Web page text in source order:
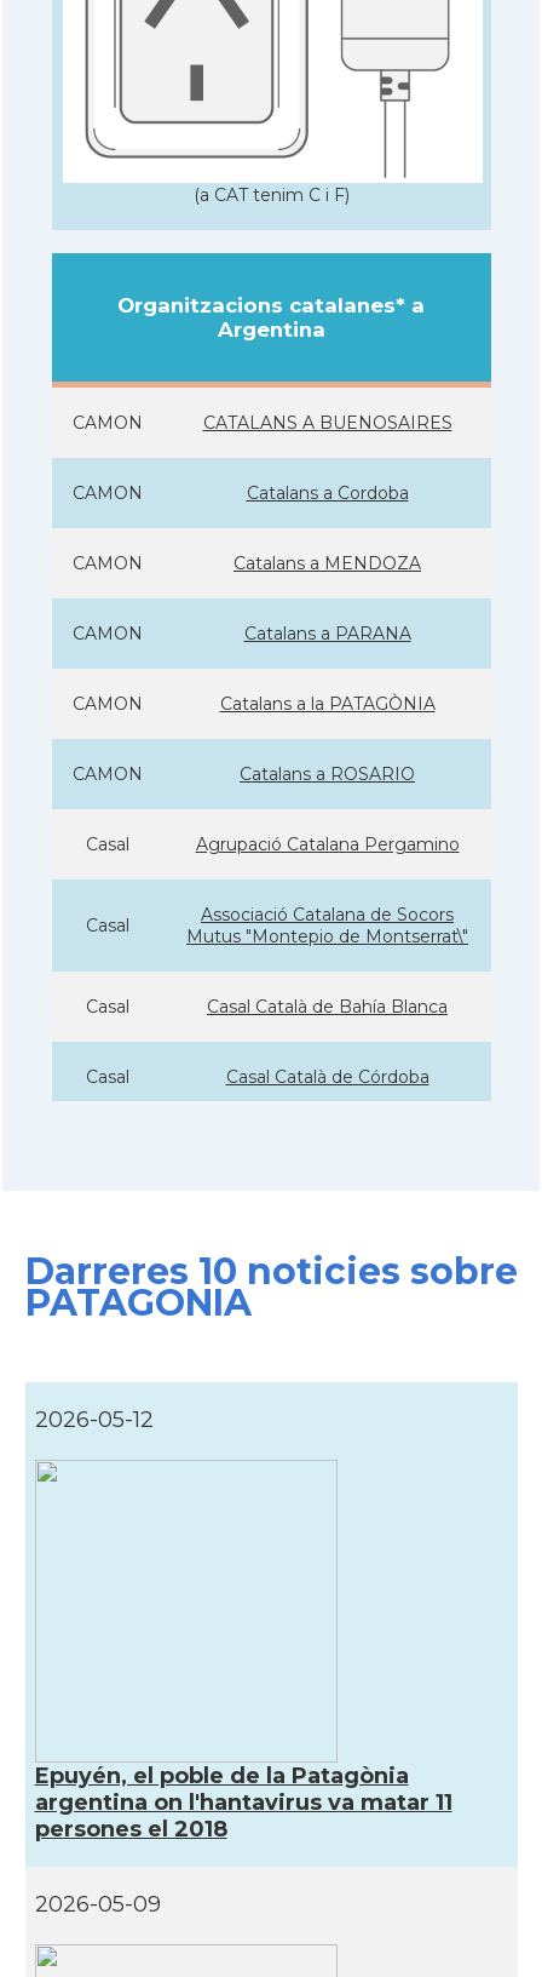
(a CAT tenim C i F)
Organitzacions catalanes* a
Argentina
CAMON CATALANS A BUENOSAIRES
CAMON Catalans a Cordoba
CAMON Catalans a MENDOZA
CAMON Catalans a PARANA
CAMON Catalans a la PATAGÒNIA
CAMON Catalans a ROSARIO
Casal Agrupació Catalana Pergamino
Casal
Associació Catalana de Socors
Mutus "Montepio de Montserrat\"
Casal Casal Català de Bahía Blanca
Casal Casal Català de Córdoba
Casal Casal de Catalunya de Paraná
Casal Les Quatres Barres Castelar
Delegació Delegació del Govern al Con Sud
Consolat Consolat general a Bahía Blanca
Darreres 10 noticies sobre
PATAGONIA
2026-05-12
Epuyén, el poble de la Patagònia
argentina on l'hantavirus va matar 11
persones el 2018
2026-05-09